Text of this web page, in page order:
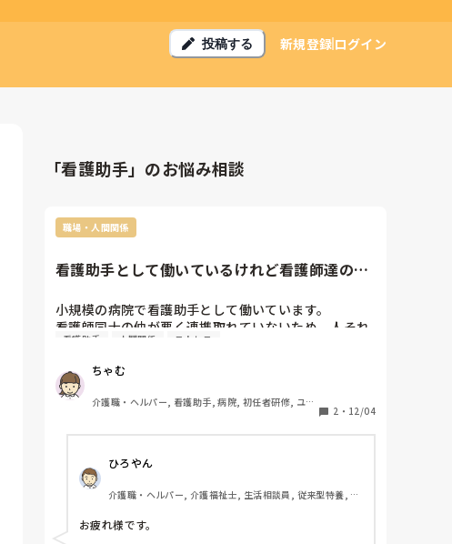
投稿する 新規登録ログイン
「看護助手」のお悩み相談
職場・人間関係
看護助手として働いているけれど看護師達の間
小規模の病院で看護助手として働いています。
看護師同士の仲が悪く連携取れていないため、人それ
ぞれ指示が違い何かあれば私たち助手のせいにされる
来年から看護学校へ行くことが決まってるから3月い
っぱいで退職することは既に上層部には伝えており確
定しているけれど。どうにか理由つけて早く辞めちゃ
いたいって思いが日に日に強くなってる…
ス欲しいから3月までは辞めれないけど(笑)
人間だし合う合わないあるのは仕方ないけれどいつ誰
が来るか分からないところで堂々と悪口言わないで欲
しい(笑)
看護助手 人間関係 ストレス
ちゃむ
介護職・ヘルパー, 看護助手, 病院, 初任者研修, ユニ
2 ・ 12/04
ひろやん
介護職・ヘルパー, 介護福祉士, 生活相談員, 従来型特養, 有
ト型特養
お疲れ様です。